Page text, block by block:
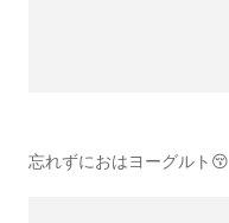
忘れずにおはヨーグルト😚